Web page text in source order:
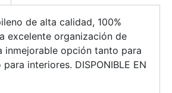
de alta calidad, 100%
excelente organización de
inmejorable opción tanto para
interiores. DISPONIBLE EN